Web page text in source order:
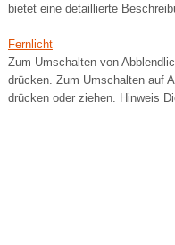
bietet eine detaillierte
Fernlicht
Zum Umschalten von
drücken. Zum Umschalten auf
drücken oder ziehen. Hinweis